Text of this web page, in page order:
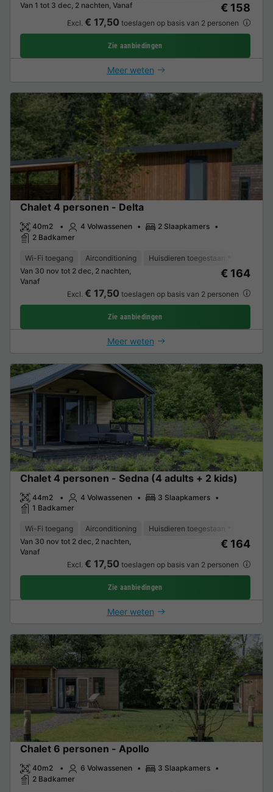
Van 1 tot 3 dec, 2 nachten, Vanaf
€ 158
Excl. € 17,50 toeslagen op basis van 2 personen
Zie aanbiedingen
Meer weten
Chalet 4 personen - Delta
40m2 4 Volwassenen
2 Slaapkamers
2 Badkamer
Wi-Fi toegang Airconditioning Huisdieren toegestaan *
Van 30 nov tot 2 dec, 2 nachten,
Vanaf
€ 164
Excl. € 17,50 toeslagen op basis van 2 personen
Zie aanbiedingen
Meer weten
Chalet 4 personen - Sedna (4 adults + 2 kids)
44m2 4 Volwassenen
3 Slaapkamers
1 Badkamer
Wi-Fi toegang Airconditioning Huisdieren toegestaan *
Van 30 nov tot 2 dec, 2 nachten,
Vanaf
€ 164
Excl. € 17,50 toeslagen op basis van 2 personen
Zie aanbiedingen
Meer weten
Chalet 6 personen - Apollo
40m2 6 Volwassenen
3 Slaapkamers
2 Badkamer